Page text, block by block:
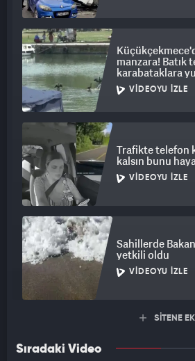
manzara! Batık
karabataklara
VIDEOYU İZLE
Trafikte telefon
kalsın bunu
VIDEOYU İZLE
Sahillerde
yetkili oldu
VIDEOYU İZLE
SİTENE
Sıradaki Video